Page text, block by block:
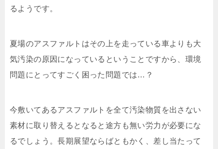
るようです。
夏場のアスファルトはその上を走っている車よりも大
気汚染の原因になっているということですから、環境
問題にとってすごく困った問題では…？
今敷いてあるアスファルトを全て汚染物質を出さない
素材に取り替えるとなると途方も無い労力が必要にな
るでしょう。長期展望ならばともかく、差し当たって